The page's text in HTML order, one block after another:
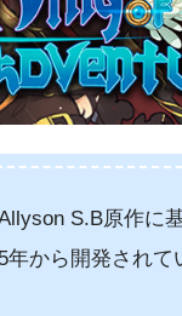
S.B原作に
から開発され